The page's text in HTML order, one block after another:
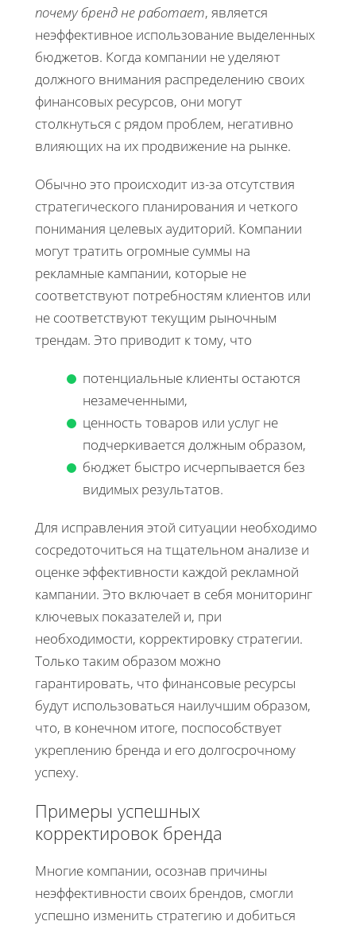
почему бренд не работает, является
неэффективное использование выделенных
бюджетов. Когда компании не уделяют
должного внимания распределению своих
финансовых ресурсов, они могут
столкнуться с рядом проблем, негативно
влияющих на их продвижение на рынке.
Обычно это происходит из-за отсутствия
стратегического планирования и четкого
понимания целевых аудиторий. Компании
могут тратить огромные суммы на
рекламные кампании, которые не
соответствуют потребностям клиентов или
не соответствуют текущим рыночным
трендам. Это приводит к тому, что
потенциальные клиенты остаются
незамеченными,
ценность товаров или услуг не
подчеркивается должным образом,
бюджет быстро исчерпывается без
видимых результатов.
Для исправления этой ситуации необходимо
сосредоточиться на тщательном анализе и
оценке эффективности каждой рекламной
кампании. Это включает в себя мониторинг
ключевых показателей и, при
необходимости, корректировку стратегии.
Только таким образом можно
гарантировать, что финансовые ресурсы
будут использоваться наилучшим образом,
что, в конечном итоге, поспособствует
укреплению бренда и его долгосрочному
успеху.
Примеры успешных
корректировок бренда
Многие компании, осознав причины
неэффективности своих брендов, смогли
успешно изменить стратегию и добиться